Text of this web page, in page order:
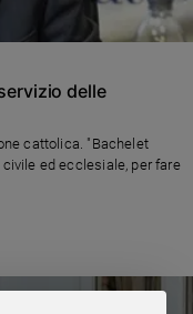
delle
cattolica. "Bachelet
ed ecclesiale, per fare